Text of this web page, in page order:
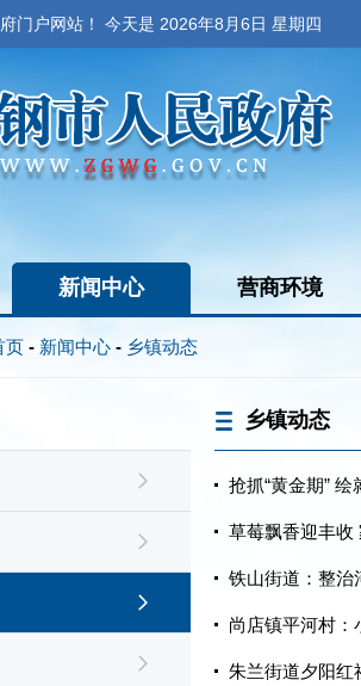
门户网站！ 今天是 2026年8月6日 星期四
新闻中心 营商环境
页 - 新闻中心 - 乡镇动态
乡镇动态
抢抓“黄金期” 绘
草莓飘香迎丰收
铁山街道：整治
尚店镇平河村：
朱兰街道夕阳红